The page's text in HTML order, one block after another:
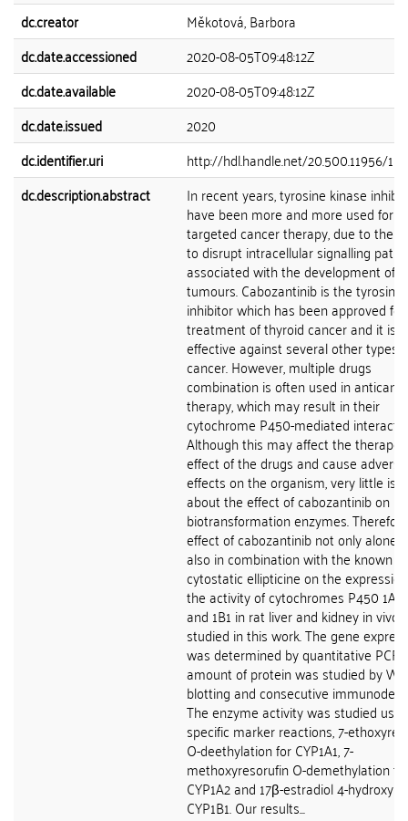
dc.creator
Měkotová, Barbora
dc.date.accessioned
2020-08-05T09:48:12Z
dc.date.available
2020-08-05T09:48:12Z
dc.date.issued
2020
dc.identifier.uri
http://hdl.handle.net/20.500.11956/
dc.description.abstract
In recent years, tyrosine kinase
have been more and more used for
targeted cancer therapy, due to their
to disrupt intracellular signalling
associated with the development of
tumours. Cabozantinib is the tyrosine
inhibitor which has been approved
treatment of thyroid cancer and it is
effective against several other types
cancer. However, multiple drugs
combination is often used in
therapy, which may result in their
cytochrome P450-mediated
Although this may affect the
effect of the drugs and cause adverse
effects on the organism, very little is
about the effect of cabozantinib on
biotransformation enzymes.
effect of cabozantinib not only alone
also in combination with the known
cytostatic ellipticine on the
the activity of cytochromes P450 1A1,
and 1B1 in rat liver and kidney in vivo
studied in this work. The gene
was determined by quantitative
amount of protein was studied by
blotting and consecutive
The enzyme activity was studied
specific marker reactions, 7-
O-deethylation for CYP1A1, 7-
methoxyresorufin O-demethylation for
CYP1A2 and 17β-estradiol 4-
CYP1B1. Our results...